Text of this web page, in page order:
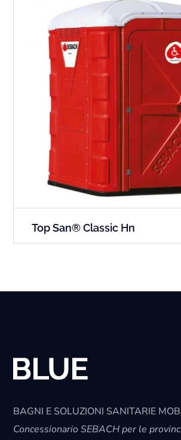
Top San® Classic Hn
BAGNI E SOLUZIONI SANITARIE
Concessionario SEBACH per le